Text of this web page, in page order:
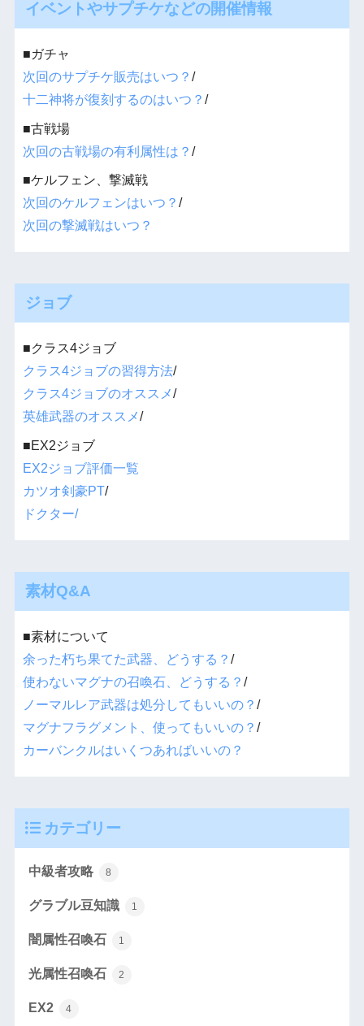
イベントやサプチケなどの開催情報
■ガチャ
次回のサプチケ販売はいつ？ /
十二神将が復刻するのはいつ？ /
■古戦場
次回の古戦場の有利属性は？ /
■ケルフェン、撃滅戦
次回のケルフェンはいつ？ /
次回の撃滅戦はいつ？
ジョブ
■クラス4ジョブ
クラス4ジョブの習得方法/
クラス4ジョブのオススメ/
英雄武器のオススメ/
■EX2ジョブ
EX2ジョブ評価一覧
カツオ剣豪PT/
ドクター/
素材Q&A
■素材について
余った朽ち果てた武器、どうする？ /
使わないマグナの召喚石、どうする？ /
ノーマルレア武器は処分してもいいの？ /
マグナフラグメント、使ってもいいの？ /
カーバンクルはいくつあればいいの？
カテゴリー
中級者攻略 8
グラブル豆知識 1
闇属性召喚石 1
光属性召喚石 2
EX2 4